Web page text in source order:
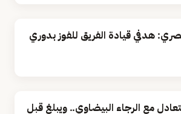
هدفي قيادة الفريق للفوز بدوري
مع الرجاء البيضاوي.. ويبلغ قبل